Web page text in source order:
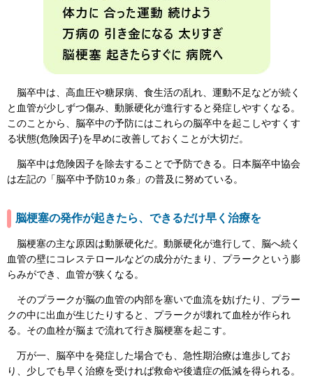
脳卒中は、高血圧や糖尿病、食生活の乱れ、運動不足などが続く
と血管が少しずつ傷み、動脈硬化が進行すると発症しやすくなる。
このことから、脳卒中の予防にはこれらの脳卒中を起こしやすくす
る状態(危険因子)を早めに改善しておくことが大切だ。
脳卒中は危険因子を除去することで予防できる。日本脳卒中協会
は左記の「脳卒中予防10ヵ条」の普及に努めている。
脳梗塞の発作が起きたら、できるだけ早く治療を
脳梗塞の主な原因は動脈硬化だ。動脈硬化が進行して、脳へ続く
血管の壁にコレステロールなどの成分がたまり、プラークという膨
らみができ、血管が狭くなる。
そのプラークが脳の血管の内部を塞いで血流を妨げたり、プラー
クの中に出血が生じたりすると、プラークが壊れて血栓が作られ
る。その血栓が脳まで流れて行き脳梗塞を起こす。
万が一、脳卒中を発症した場合でも、急性期治療は進歩してお
り、少しでも早く治療を受ければ救命や後遺症の低減を得られる。